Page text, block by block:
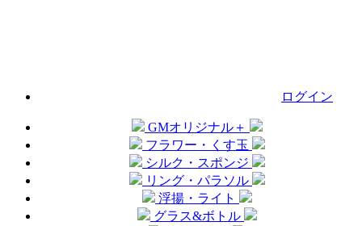
ログイン
GMオリジナル＋
フラワー・くす玉
シルク・スポンジ
リング・パラソル
浮揚・ライト
グラス&ボトル